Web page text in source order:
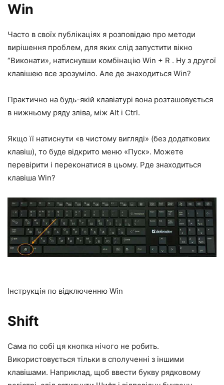
Win
Часто в своїх публікаціях я розповідаю про методи
вирішення проблем, для яких слід запустити вікно
“Виконати», натиснувши комбінацію Win + R . Ну з другої
клавішею все зрозуміло. Але де знаходиться Win?
Практично на будь-якій клавіатурі вона розташовується
в нижньому ряду зліва, між Alt і Ctrl.
Якщо її натиснути «в чистому вигляді» (без додаткових
клавіш), то буде відкрито меню «Пуск». Можете
перевірити і переконатися в цьому. Рде знаходиться
клавіша Win?
Інструкція по відключенню Win
Shift
Сама по собі ця кнопка нічого не робить.
Використовується тільки в сполученні з іншими
клавішами. Наприклад, щоб ввести букву рядковому